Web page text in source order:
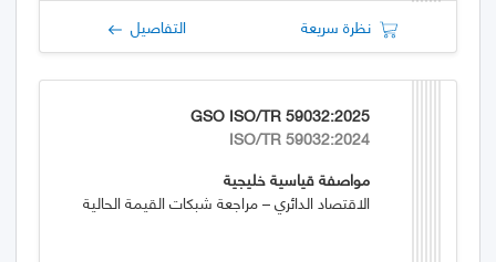
نظرة سريعة التفاصيل
GSO ISO/TR 59032:2025
ISO/TR 59032:2024
مواصفة قياسية خليجية
الاقتصاد الدائري – مراجعة شبكات القيمة الحالية